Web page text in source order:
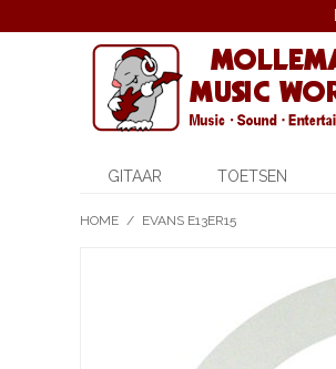
GITAAR TOETSEN
HOME / EVANS E13ER15